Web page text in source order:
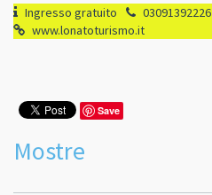
Ingresso gratuito 03091392226
www.lonatoturismo.it
Save
Mostre